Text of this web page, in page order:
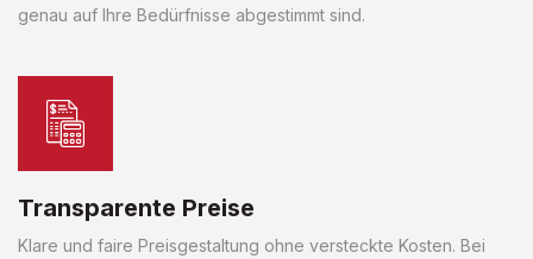
genau auf Ihre Bedürfnisse abgestimmt sind.
Transparente Preise
Klare und faire Preisgestaltung ohne versteckte Kosten. Bei